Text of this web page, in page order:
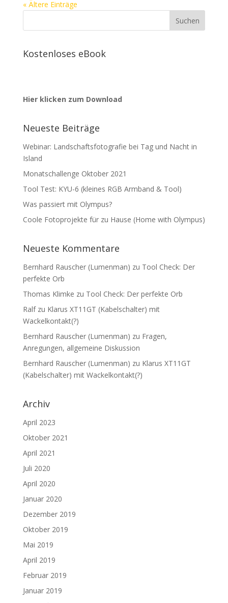
« Ältere Einträge
Kostenloses eBook
Hier klicken zum Download
Neueste Beiträge
Webinar: Landschaftsfotografie bei Tag und Nacht in
Island
Monatschallenge Oktober 2021
Tool Test: KYU-6 (kleines RGB Armband & Tool)
Was passiert mit Olympus?
Coole Fotoprojekte für zu Hause (Home with Olympus)
Neueste Kommentare
Bernhard Rauscher (Lumenman) zu Tool Check: Der
perfekte Orb
Thomas Klimke zu Tool Check: Der perfekte Orb
Ralfzu Klarus XT11GT (Kabelschalter) mit
Wackelkontakt(?)
Bernhard Rauscher (Lumenman) zu Fragen,
Anregungen, allgemeine Diskussion
Bernhard Rauscher (Lumenman) zu Klarus XT11GT
(Kabelschalter) mit Wackelkontakt(?)
Archiv
April 2023
Oktober 2021
April 2021
Juli 2020
April 2020
Januar 2020
Dezember 2019
Oktober 2019
Mai 2019
April 2019
Februar 2019
Januar 2019